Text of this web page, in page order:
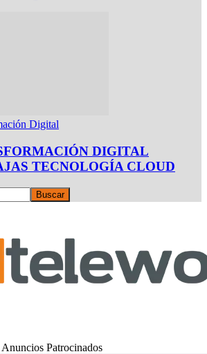
Digital
DIGITAL
TECNOLOGÍA CLOUD
Anuncios Patrocinados